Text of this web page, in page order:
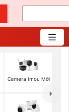
Camera Imou Mới